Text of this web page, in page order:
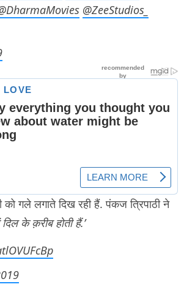
@ZeeStudios_
को गले लगाते दिख रही हैं. पंकज त्रिपाठी ने
के क़रीब होती हैं.’